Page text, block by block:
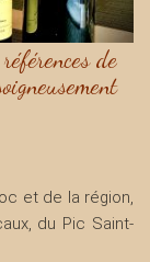
de
et de la région,
du Pic Saint-